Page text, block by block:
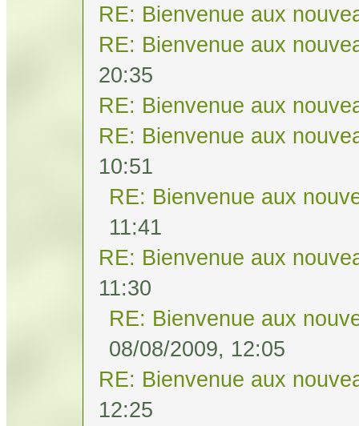
RE: Bienvenue aux
RE: Bienvenue aux
20:35
RE: Bienvenue aux
RE: Bienvenue aux
10:51
RE: Bienvenue aux
11:41
RE: Bienvenue aux
11:30
RE: Bienvenue aux
08/08/2009, 12:05
RE: Bienvenue aux
12:25